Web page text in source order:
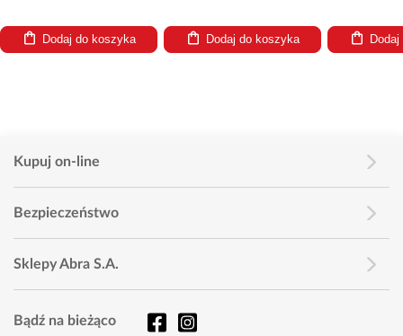
Dodaj do koszyka Dodaj do koszyka
Kupuj on-line
Bezpieczeństwo
Sklepy Abra S.A.
Bądź na bieżąco